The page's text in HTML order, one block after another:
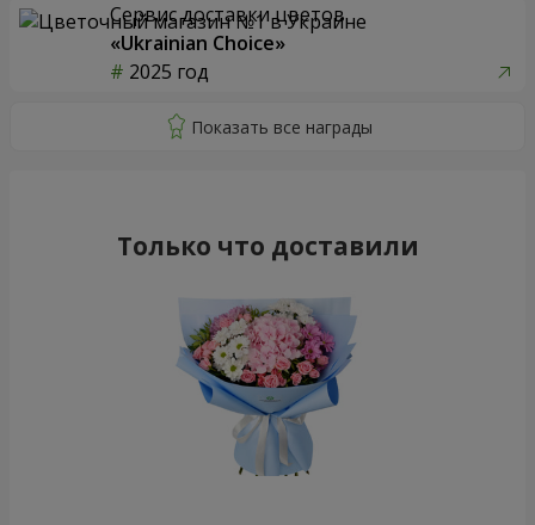
Сервис доставки цветов
«Ukrainian Choice»
2025 год
Только что доставили